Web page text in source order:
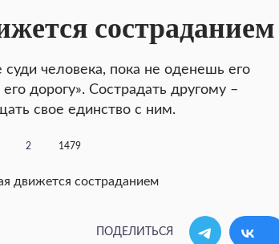
состраданием
человека, пока не оденешь его
дорогу». Сострадать другому –
свое единство с ним.
2 1479
ПОДЕЛИТЬСЯ